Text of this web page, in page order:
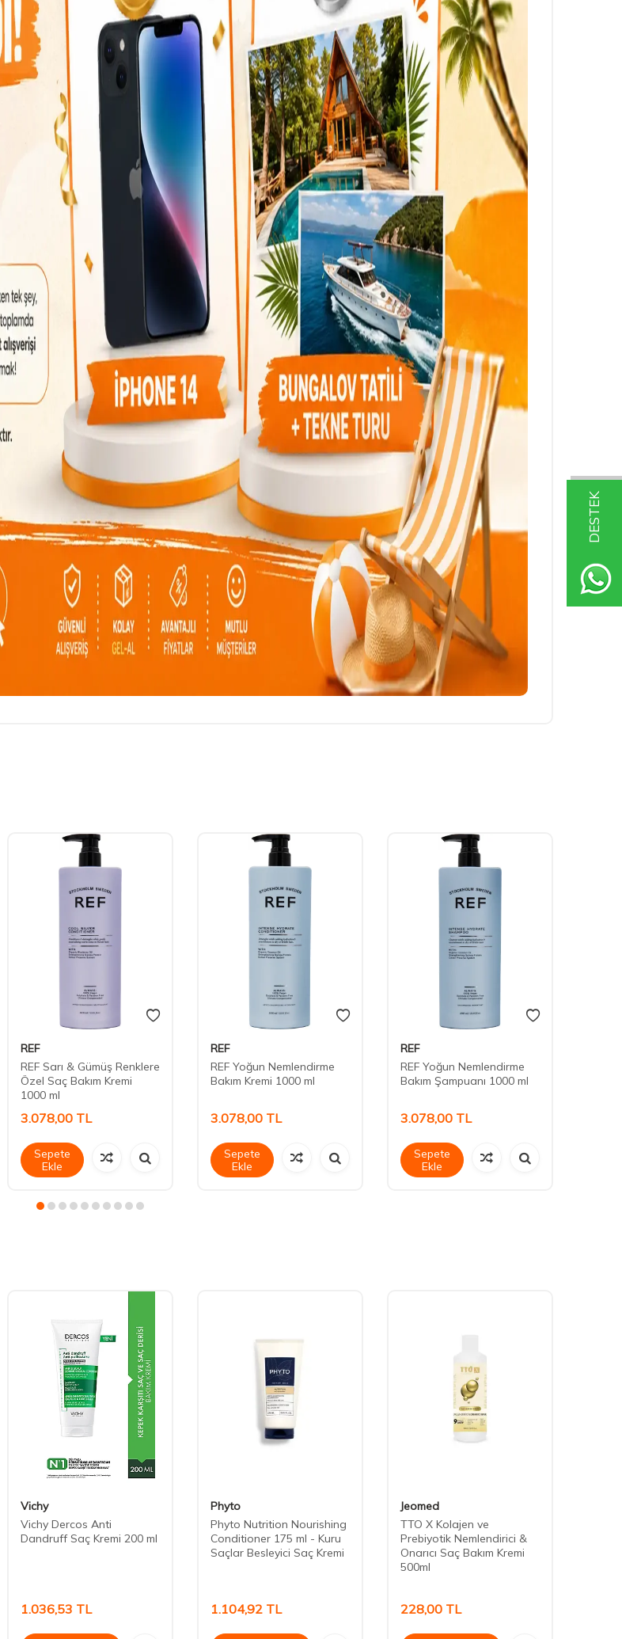
DESTEK
REF
REF Sarı & Gümüş Renklere
Özel Saç Bakım Kremi
1000 ml
3.078,00 TL
Sepete
Ekle
REF
REF Yoğun Nemlendirme
Bakım Kremi 1000 ml
3.078,00 TL
Sepete
Ekle
REF
REF Yoğun Nemlendirme
Bakım Şampuanı 1000 ml
3.078,00 TL
Sepete
Ekle
Vichy
Vichy Dercos Anti
Dandruff Saç Kremi 200 ml
1.036,53 TL
Phyto
Phyto Nutrition Nourishing
Conditioner 175 ml - Kuru
Saçlar Besleyici Saç Kremi
1.104,92 TL
Jeomed
TTO X Kolajen ve
Prebiyotik Nemlendirici &
Onarıcı Saç Bakım Kremi
500ml
228,00 TL